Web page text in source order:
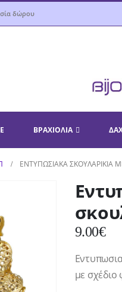
δώρου
ΒΡΑΧΙΌΛΙΑ
ΕΝΤΥΠΩΣΙΑΚΆ ΣΚΟΥΛΑΡΊΚΙΑ
9.00€
με σχέδιο